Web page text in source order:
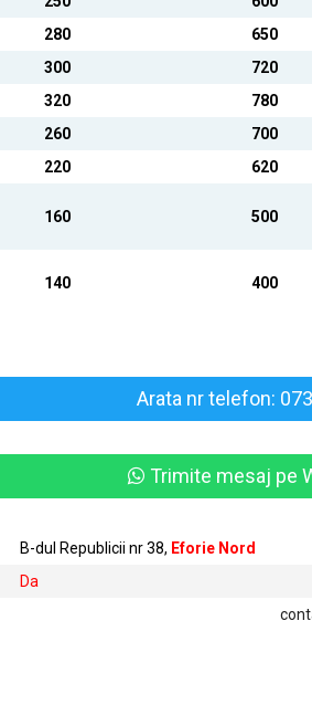
280 650
300 720
320 780
260 700
220 620
160 500
140 400
Arata nr telefon:
Trimite mesaj pe
B-dul Republicii nr 38, Eforie Nord
Da